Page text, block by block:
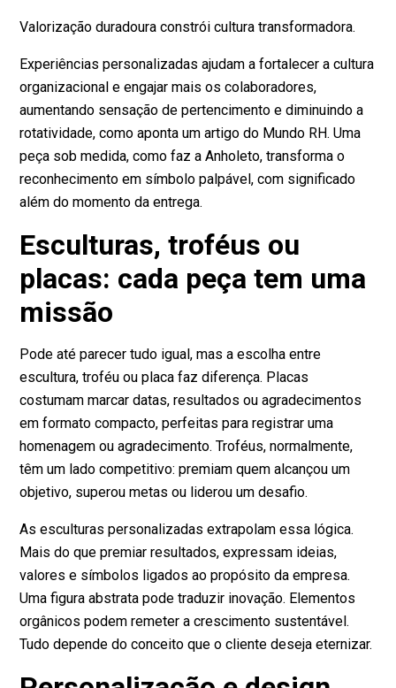
Valorização duradoura constrói cultura transformadora.
Experiências personalizadas ajudam a fortalecer a cultura
organizacional e engajar mais os colaboradores,
aumentando sensação de pertencimento e diminuindo a
rotatividade, como aponta um artigo do Mundo RH. Uma
peça sob medida, como faz a Anholeto, transforma o
reconhecimento em símbolo palpável, com significado
além do momento da entrega.
Esculturas, troféus ou
placas: cada peça tem uma
missão
Pode até parecer tudo igual, mas a escolha entre
escultura, troféu ou placa faz diferença. Placas
costumam marcar datas, resultados ou agradecimentos
em formato compacto, perfeitas para registrar uma
homenagem ou agradecimento. Troféus, normalmente,
têm um lado competitivo: premiam quem alcançou um
objetivo, superou metas ou liderou um desafio.
As esculturas personalizadas extrapolam essa lógica.
Mais do que premiar resultados, expressam ideias,
valores e símbolos ligados ao propósito da empresa.
Uma figura abstrata pode traduzir inovação. Elementos
orgânicos podem remeter a crescimento sustentável.
Tudo depende do conceito que o cliente deseja eternizar.